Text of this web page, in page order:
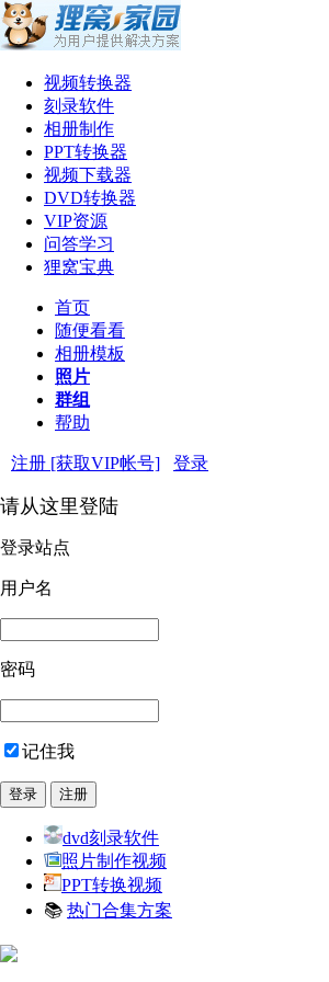
视频转换器
刻录软件
相册制作
PPT转换器
视频下载器
DVD转换器
VIP资源
问答学习
狸窝宝典
首页
随便看看
相册模板
照片
群组
帮助
注册 [获取VIP帐号] 登录
请从这里登陆
登录站点
用户名
密码
记住我
dvd刻录软件
照片制作视频
PPT转换视频
📚 热门合集方案